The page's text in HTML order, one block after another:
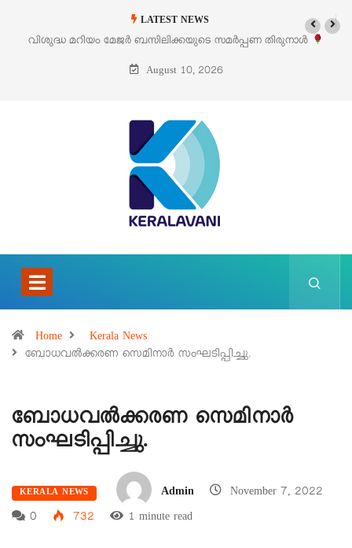
LATEST NEWS
തിരുനാൾ
‘പെറ്റൽസ്’ ലൈഫ് സ്റ്റൈൽ എക്സിബിഷനും
August 10, 2026
Home
Kerala News
ബോധവൽക്കരണ സെമിനാർ സംഘടിപ്പിച്ചു.
ബോധവൽക്കരണ സെമിനാർ
സംഘടിപ്പിച്ചു.
KERALA NEWS Admin
November 7, 2022
0
732 1 minute read